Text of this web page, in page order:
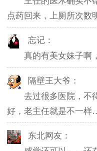
点药回来，上厕所次数
忘记：
真的有美女妹子啊
隔壁王大爷：
去过很多医院，不
好，老主任就是不一样…
东北网友：
感觉还可以。。